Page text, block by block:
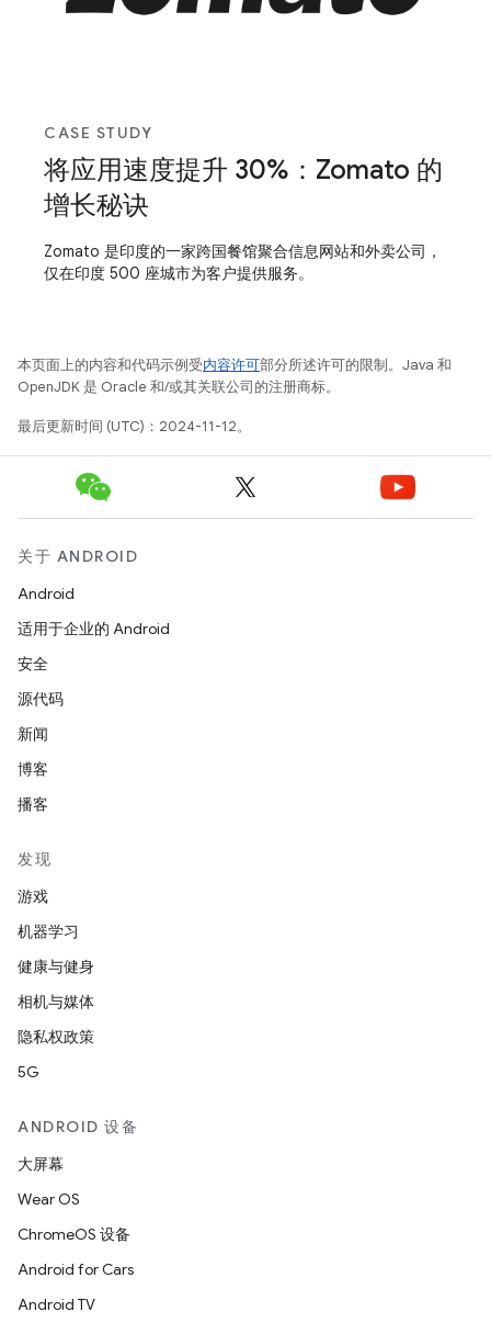
CASE STUDY
将应用速度提升 30%：Zomato 的
增长秘诀
Zomato 是印度的一家跨国餐馆聚合信息网站和外卖公司，
仅在印度 500 座城市为客户提供服务。
本页面上的内容和代码示例受内容许可部分所述许可的限制。Java 和
OpenJDK 是 Oracle 和/或其关联公司的注册商标。
最后更新时间 (UTC)：2024-11-12。
关于 ANDROID
Android
适用于企业的 Android
安全
源代码
新闻
博客
播客
发现
游戏
机器学习
健康与健身
相机与媒体
隐私权政策
5G
ANDROID 设备
大屏幕
Wear OS
ChromeOS 设备
Android for Cars
Android TV